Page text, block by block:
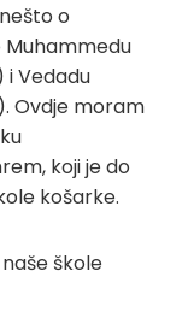
o
Muhammedu
i Vedadu
Ovdje moram
koji je do
košarke.
škole